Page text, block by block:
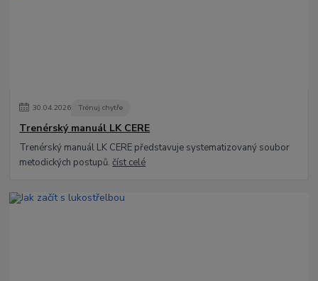
30.04.2026 Trénuj chytře
Trenérský manuál LK CERE
Trenérský manuál LK CERE představuje systematizovaný soubor
metodických postupů.číst celé